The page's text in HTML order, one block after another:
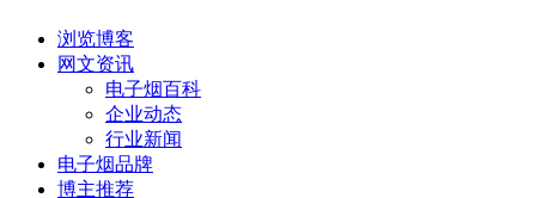
浏览博客
网文资讯
电子烟百科
企业动态
行业新闻
电子烟品牌
博主推荐